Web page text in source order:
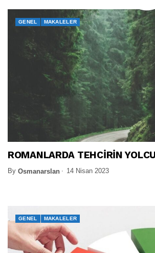
GENEL MAKALELER
ROMANLARDA TEHCİRİN
By Osmanarslan 14 Nisan 2023
GENEL MAKALELER